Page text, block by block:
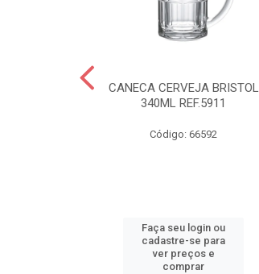
CANECA CERVEJA BRISTOL
340ML REF.5911
Código: 66592
Faça seu login ou
cadastre-se para
ver preços e
comprar